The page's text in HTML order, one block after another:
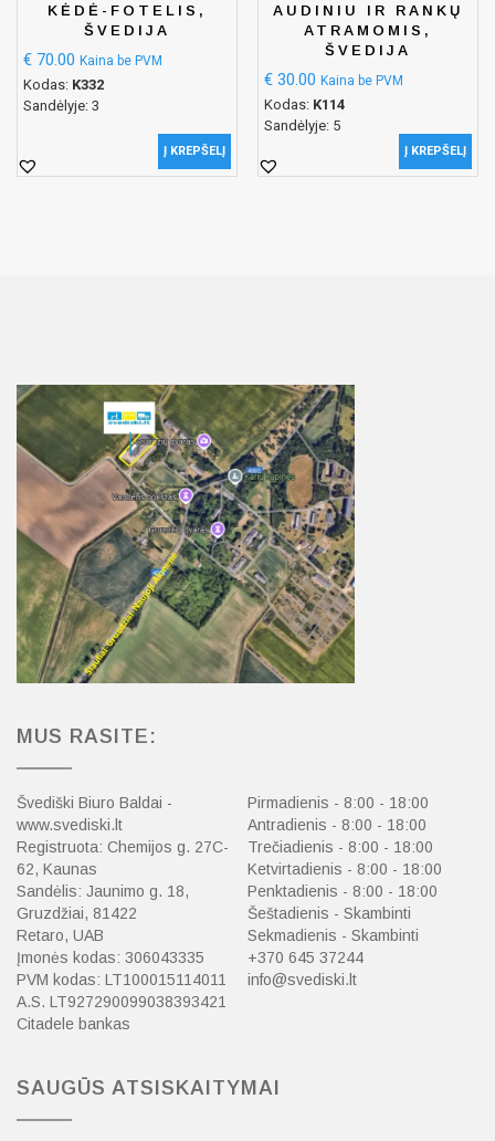
KĖDĖ-FOTELIS,
ŠVEDIJA
€ 70.00 Kaina be PVM
Kodas: K332
Sandėlyje: 3
Į KREPŠELĮ
AUDINIU IR RANKŲ
ATRAMOMIS,
ŠVEDIJA
€ 30.00 Kaina be PVM
Kodas: K114
Sandėlyje: 5
Į KREPŠELĮ
MUS RASITE:
Švediški Biuro Baldai -
www.svediski.lt
Registruota: Chemijos g. 27C-
62, Kaunas
Sandėlis: Jaunimo g. 18,
Gruzdžiai, 81422
Retaro, UAB
Įmonės kodas: 306043335
PVM kodas: LT100015114011
A.S. LT927290099038393421
Citadele bankas
Pirmadienis - 8:00 - 18:00
Antradienis - 8:00 - 18:00
Trečiadienis - 8:00 - 18:00
Ketvirtadienis - 8:00 - 18:00
Penktadienis - 8:00 - 18:00
Šeštadienis - Skambinti
Sekmadienis - Skambinti
+370 645 37244
info@svediski.lt
SAUGŪS ATSISKAITYMAI